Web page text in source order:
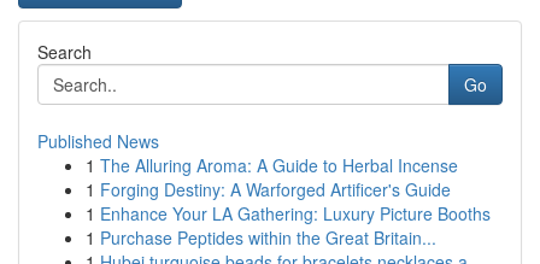
Search
Go
Published News
1 The Alluring Aroma: A Guide to Herbal Incense
1 Forging Destiny: A Warforged Artificer's Guide
1 Enhance Your LA Gathering: Luxury Picture Booths
1 Purchase Peptides within the Great Britain...